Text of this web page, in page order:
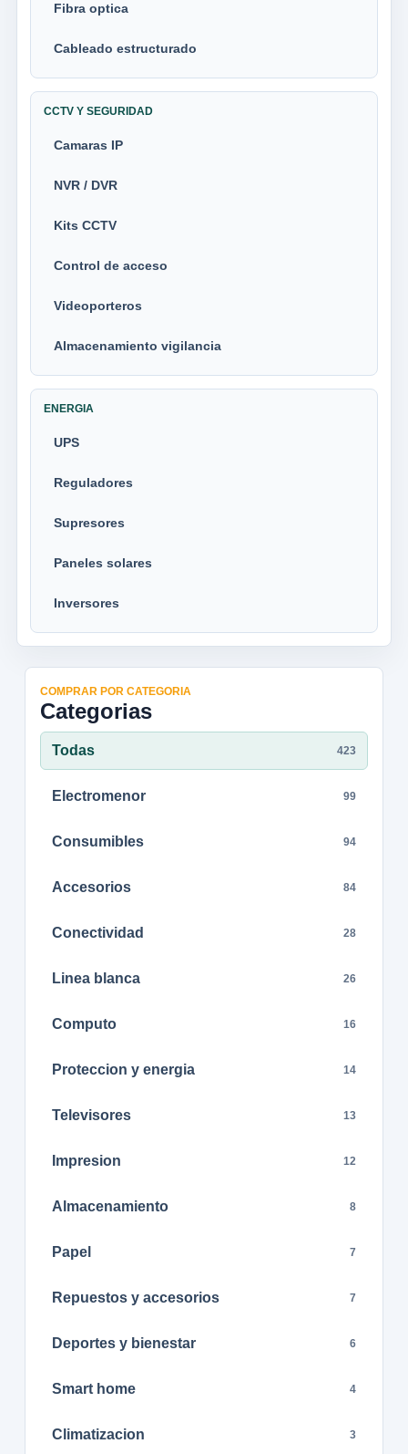
Fibra optica
Cableado estructurado
CCTV Y SEGURIDAD
Camaras IP
NVR / DVR
Kits CCTV
Control de acceso
Videoporteros
Almacenamiento vigilancia
ENERGIA
UPS
Reguladores
Supresores
Paneles solares
Inversores
COMPRAR POR CATEGORIA
Categorias
Todas 423
Electromenor 99
Consumibles 94
Accesorios 84
Conectividad 28
Linea blanca 26
Computo 16
Proteccion y energia 14
Televisores 13
Impresion 12
Almacenamiento 8
Papel 7
Repuestos y accesorios 7
Deportes y bienestar 6
Smart home 4
Climatizacion 3